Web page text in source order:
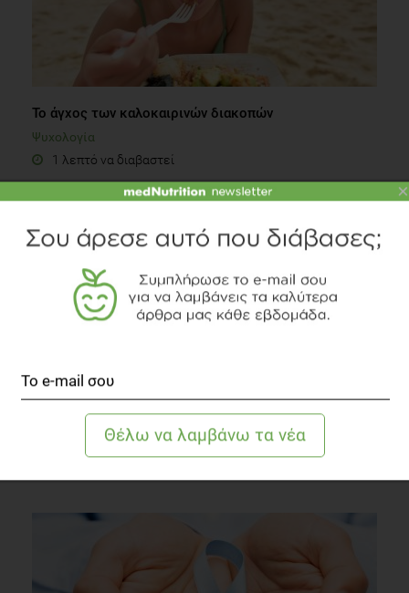
Το άγχος των καλοκαιρινών διακοπών
Ψυχολογία
1 λεπτό να διαβαστεί
λάβε δράση τώρα!
×